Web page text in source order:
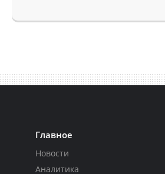
Главное
Новости
Аналитика